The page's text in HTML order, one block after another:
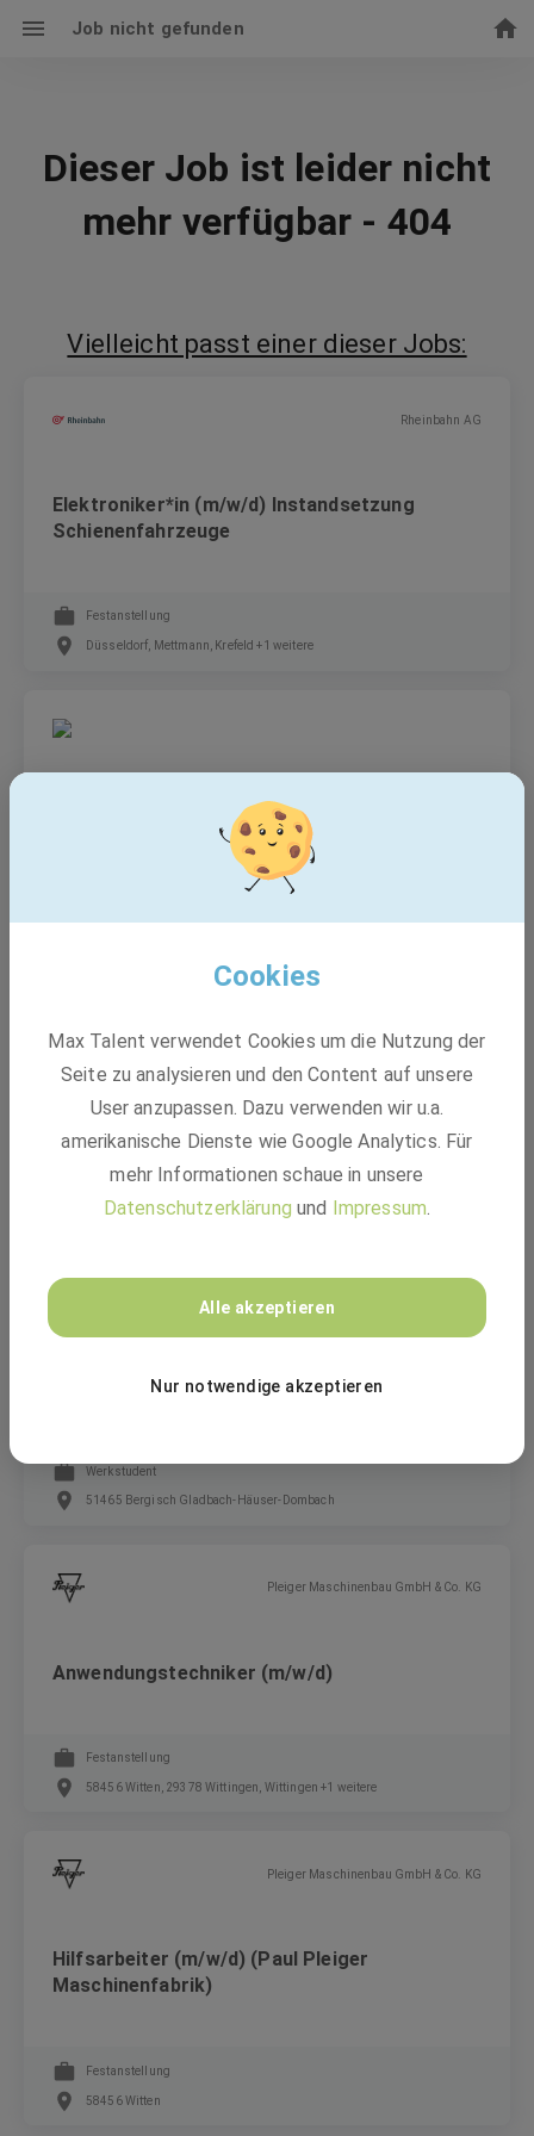
Job nicht gefunden
Dieser Job ist leider nicht
mehr verfügbar - 404
Vielleicht passt einer dieser Jobs:
Rheinbahn AG
Elektroniker*in (m/w/d) Instandsetzung
Schienenfahrzeuge
Festanstellung
Düsseldorf, Mettmann, Krefeld +1 weitere
IT-Spezialist*in M365 & Mail
August-Schmidt-Straße 1, Dortmund, Hombruch
Lieferantenrisikomanager (m/w/d)
Festanstellung
Wißstraße 2, 44137 Dortmund-Innenstadt-West, Nordrhein-Westfalen
Werkstudent (m/w/d)
Werkstudent
51465 Bergisch Gladbach-Häuser-Dombach
Pleiger Maschinenbau GmbH & Co. KG
Anwendungstechniker (m/w/d)
Festanstellung
58456 Witten, 29378 Wittingen, Wittingen +1 weitere
Pleiger Maschinenbau GmbH & Co. KG
Hilfsarbeiter (m/w/d) (Paul Pleiger
Maschinenfabrik)
Festanstellung
58456 Witten
Cookies
Max Talent verwendet Cookies um die Nutzung der
Seite zu analysieren und den Content auf unsere
User anzupassen. Dazu verwenden wir u.a.
amerikanische Dienste wie Google Analytics. Für
mehr Informationen schaue in unsere
Datenschutzerklärung und Impressum.
Alle akzeptieren
Nur notwendige akzeptieren